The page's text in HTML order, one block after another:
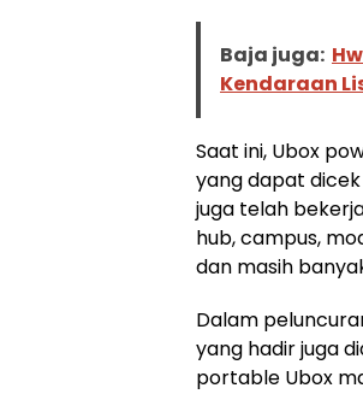
Baja juga:
Kendaraan
Saat ini, Ubox
yang dapat
juga telah
hub, campus,
dan masih
Dalam
yang hadir juga
portable Ubox